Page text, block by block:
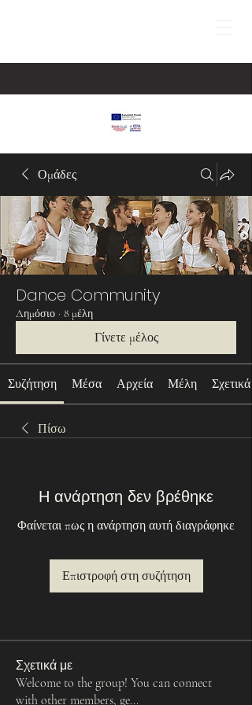
Ομάδες
Dance Community
Δημόσιο · 8 μέλη
Γίνετε μέλος
Συζήτηση Μέσα Αρχεία Μέλη Σχετικά
Πίσω
Η ανάρτηση δεν βρέθηκε
Φαίνεται πως η ανάρτηση αυτή διαγράφηκε
Επιστροφή στη συζήτηση
Σχετικά με
Welcome to the group! You can connect
with other members, ge...